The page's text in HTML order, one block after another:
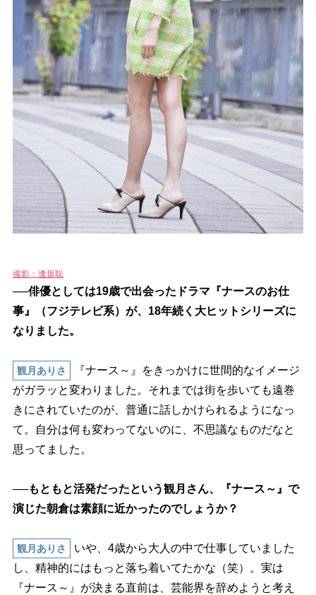
撮影：逢坂聡
──俳優としては19歳で出会ったドラマ『ナースのお仕
事』（フジテレビ系）が、18年続く大ヒットシリーズに
なりました。
観月ありさ
『ナース～』をきっかけに世間的なイメージ
がガラッと変わりました。それまでは街を歩いても遠巻
きにされていたのが、普通に話しかけられるようになっ
て。自分は何も変わってないのに、不思議なものだなと
思ってました。
──もともと活発だったという観月さん、『ナース～』で
演じた朝倉は素顔に近かったのでしょうか？
観月ありさ
いや、4歳から大人の中で仕事していました
し、精神的にはもっと落ち着いてたかな（笑）。実は
『ナース～』が決まる直前は、芸能界を辞めようと考え